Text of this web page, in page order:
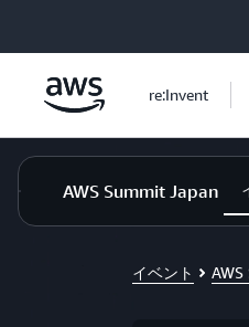
re:Invent
AWS Summit Japan
イベント